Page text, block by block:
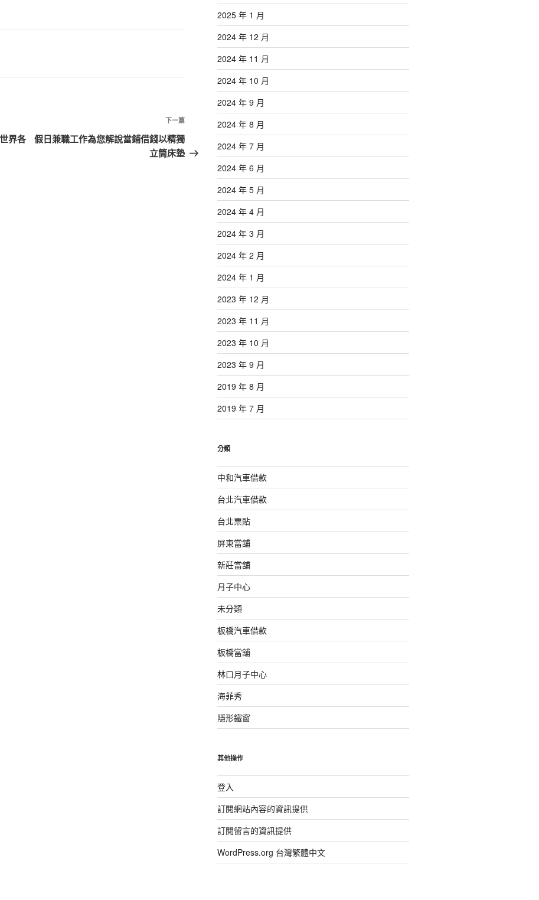
界各
下
一
篇
下一篇
假日兼職工作為您解說當鋪借錢以精獨
立筒床墊
2025 年 1 月
2024 年 12 月
2024 年 11 月
2024 年 10 月
2024 年 9 月
2024 年 8 月
2024 年 7 月
2024 年 6 月
2024 年 5 月
2024 年 4 月
2024 年 3 月
2024 年 2 月
2024 年 1 月
2023 年 12 月
2023 年 11 月
2023 年 10 月
2023 年 9 月
2019 年 8 月
2019 年 7 月
分類
中和汽車借款
台北汽車借款
台北票貼
屏東當舖
新莊當舖
月子中心
未分類
板橋汽車借款
板橋當舖
林口月子中心
海菲秀
隱形鐵窗
其他操作
登入
訂閱網站內容的資訊提供
訂閱留言的資訊提供
WordPress.org 台灣繁體中文